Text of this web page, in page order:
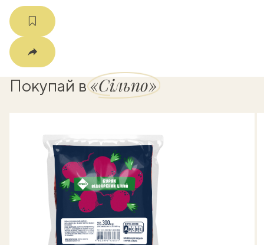
Покупай в«Сільпо»